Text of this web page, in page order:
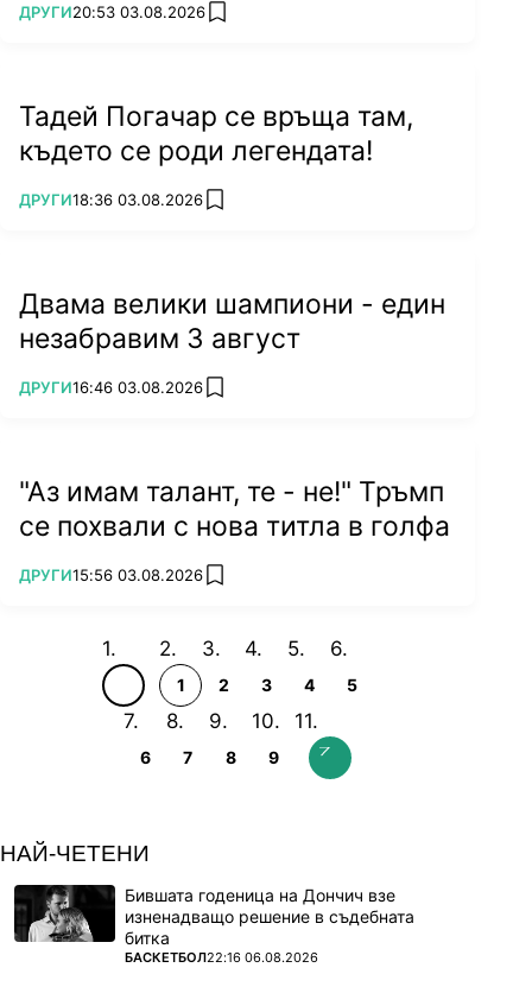
ПОВЕЧЕ ОТ
ДРУГИ20:53 03.08.2026 add favorites
Тадей Погачар се връща там,
където се роди легендата!
ПОВЕЧЕ ОТ
ДРУГИ18:36 03.08.2026 add favorites
Двама велики шампиони - един
незабравим 3 август
ПОВЕЧЕ ОТ
ДРУГИ16:46 03.08.2026 add favorites
"Аз имам талант, те - не!" Тръмп
се похвали с нова титла в голфа
ПОВЕЧЕ ОТ
ДРУГИ15:56 03.08.2026 add favorites
1 2 3 4 5
6 7 8 9
НАЙ-ЧЕТЕНИ
Бившата годеница на Дончич взе
изненадващо решение в съдебната
битка
ПОВЕЧЕ ОТ
БАСКЕТБОЛ22:16 06.08.2026